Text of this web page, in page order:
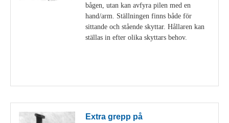
bågen, utan kan avfyra pilen med en
hand/arm. Ställningen finns både för
sittande och stående skyttar. Hållaren kan
ställas in efter olika skyttars behov.
Extra grepp på